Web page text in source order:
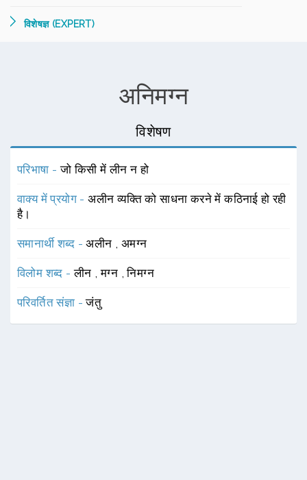
विशेषज्ञ (EXPERT)
अनिमग्न
विशेषण
परिभाषा -जो किसी में लीन न हो
वाक्य में प्रयोग -अलीन व्यक्ति को साधना करने में कठिनाई हो रही
है।
समानार्थी शब्द -अलीन , अमग्न
विलोम शब्द -लीन ,मग्न ,निमग्न
परिवर्तित संज्ञा -जंतु